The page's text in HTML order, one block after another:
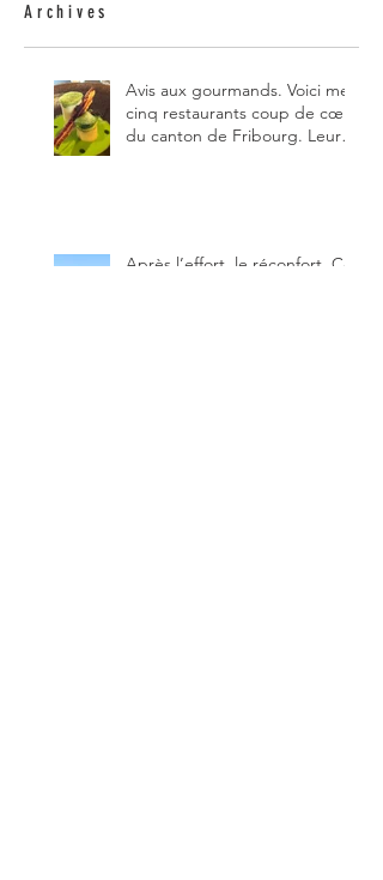
Archives
Avis aux gourmands. Voici mes
cinq restaurants coup de cœur
du canton de Fribourg. Leurs
Après l’effort, le réconfort. Ce